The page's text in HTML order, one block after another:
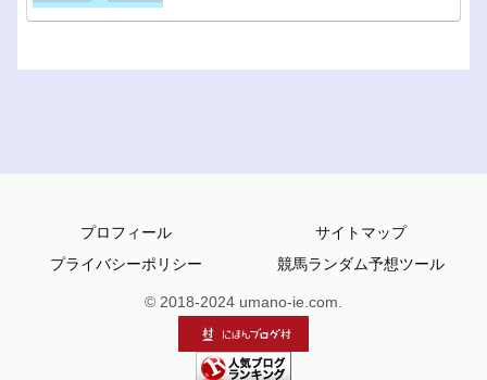
プロフィール
サイトマップ
プライバシーポリシー
競馬ランダム予想ツール
© 2018-2024 umano-ie.com.